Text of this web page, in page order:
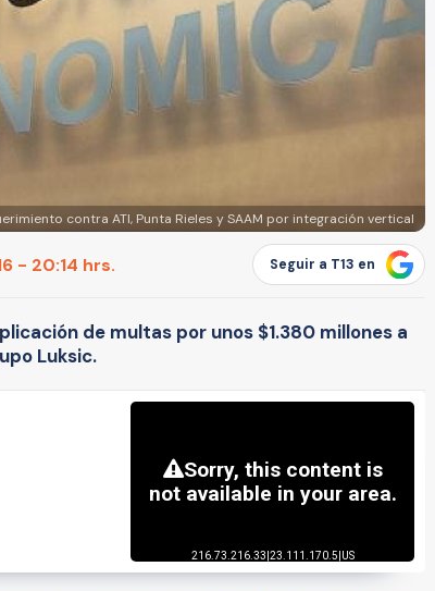
contra ATI, Punta Rieles y SAAM por integración vertical
- 20:14 hrs. Seguir a T13 en
de multas por unos $1.380 millones a
Luksic.